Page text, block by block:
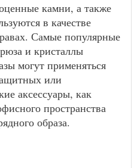
камни, а также
в качестве
Самые популярные
и кристаллы
могут применяться
или
аксессуары, как
пространства
образа.